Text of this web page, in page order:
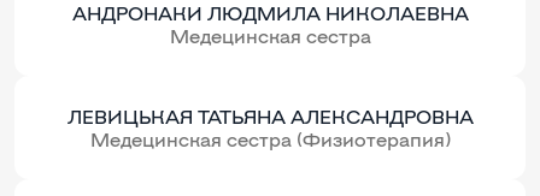
АНДРОНАКИ ЛЮДМИЛА НИКОЛАЕВНА
Медецинская сестра
ЛЕВИЦЬКАЯ ТАТЬЯНА АЛЕКСАНДРОВНА
Медецинская сестра (Физиотерапия)